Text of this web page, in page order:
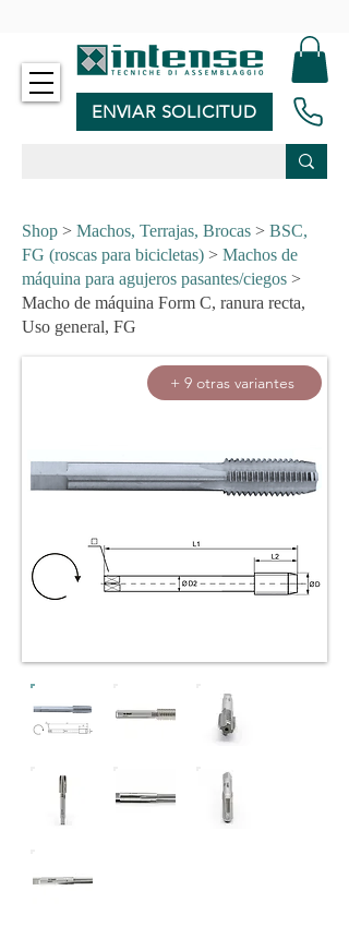
ENVIAR SOLICITUD
Shop > Machos, Terrajas, Brocas > BSC,
FG (roscas para bicicletas) > Machos de
máquina para agujeros pasantes/ciegos >
Macho de máquina Form C, ranura recta,
Uso general, FG
+ 9 otras variantes